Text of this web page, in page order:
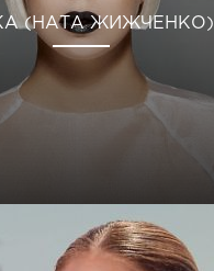
(НАТА ЖИЖЧЕНКО)